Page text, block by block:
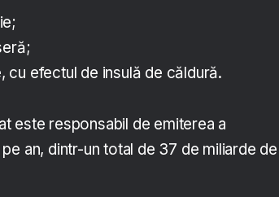
cu efectul de insulă de căldură.
este responsabil de emiterea a
an, dintr-un total de 37 de miliarde de